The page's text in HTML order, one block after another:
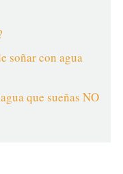
soñar con agua
que sueñas NO